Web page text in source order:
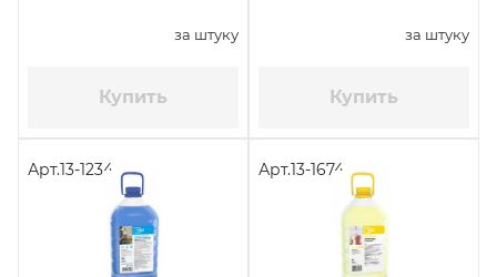
за штуку
Купить
за штуку
Купить
Арт.13-1234 Арт.13-1674